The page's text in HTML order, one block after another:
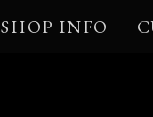
SHOP INFO